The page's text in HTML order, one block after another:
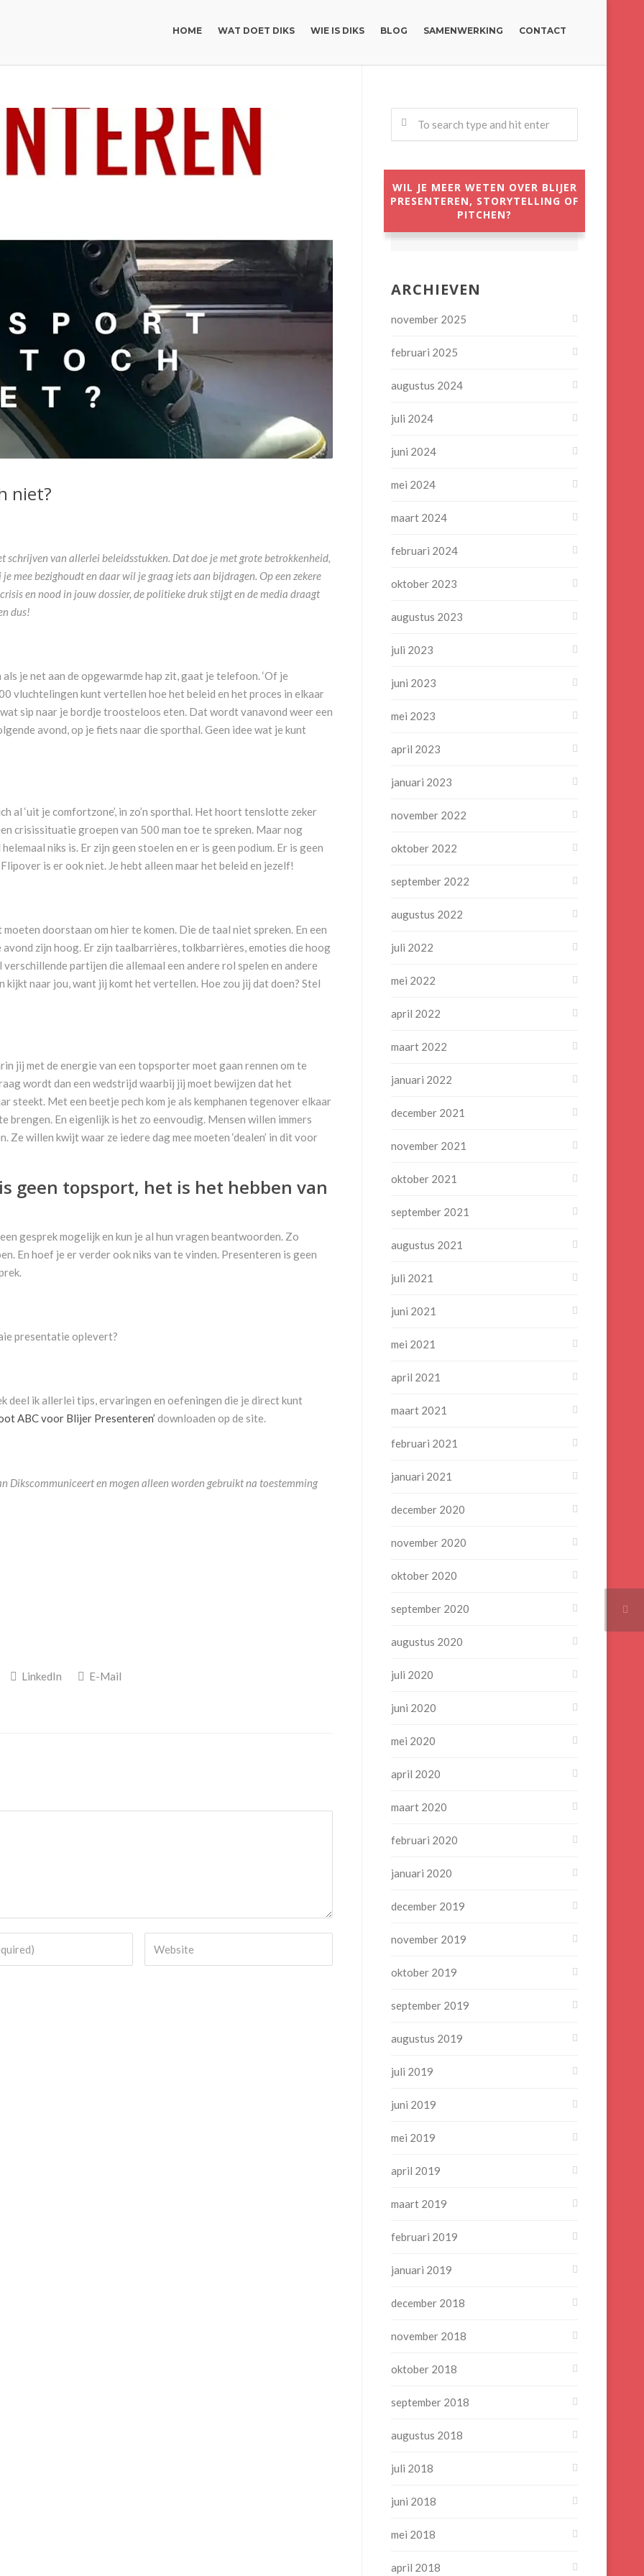
HOME WAT DOET DIKS WIE IS DIKS BLOG SAMENWERKING CONTACT
niet?
schrijven van allerlei beleidsstukken. Dat doe je met grote betrokkenheid,
bezighoudt en daar wil je graag iets aan bijdragen. Op een zekere
en nood in jouw dossier, de politieke druk stijgt en de media draagt
dus!
je net aan de opgewarmde hap zit, gaat je telefoon. ‘Of je
vluchtelingen kunt vertellen hoe het beleid en het proces in elkaar
sip naar je bordje troosteloos eten. Dat wordt vanavond weer een
avond, op je fiets naar die sporthal. Geen idee wat je kunt
al ‘uit je comfortzone’, in zo’n sporthal. Het hoort tenslotte zeker
crisissituatie groepen van 500 man toe te spreken. Maar nog
niks is. Er zijn geen stoelen en er is geen podium. Er is geen
is er ook niet. Je hebt alleen maar het beleid en jezelf!
doorstaan om hier te komen. Die de taal niet spreken. En een
zijn hoog. Er zijn taalbarrières, tolkbarrières, emoties die hoog
partijen die allemaal een andere rol spelen en andere
kijkt naar jou, want jij komt het vertellen. Hoe zou jij dat doen? Stel
jij met de energie van een topsporter moet gaan rennen om te
wordt dan een wedstrijd waarbij jij moet bewijzen dat het
steekt. Met een beetje pech kom je als kemphanen tegenover elkaar
brengen. En eigenlijk is het zo eenvoudig. Mensen willen immers
willen kwijt waar ze iedere dag mee moeten ‘dealen’ in dit voor
geen topsport, het is het hebben van
gesprek mogelijk en kun je al hun vragen beantwoorden. Zo
En hoef je er verder ook niks van te vinden. Presenteren is geen
presentatie oplevert?
deel ik allerlei tips, ervaringen en oefeningen die je direct kunt
ABC voor Blijer Presenteren’ downloaden op de site.
Dikscommuniceert en mogen alleen worden gebruikt na toestemming
LinkedIn E-Mail
WIL JE MEER WETEN OVER BLIJER
PRESENTEREN, STORYTELLING OF
PITCHEN?
ARCHIEVEN
november 2025
februari 2025
augustus 2024
juli 2024
juni 2024
mei 2024
maart 2024
februari 2024
oktober 2023
augustus 2023
juli 2023
juni 2023
mei 2023
april 2023
januari 2023
november 2022
oktober 2022
september 2022
augustus 2022
juli 2022
mei 2022
april 2022
maart 2022
januari 2022
december 2021
november 2021
oktober 2021
september 2021
augustus 2021
juli 2021
juni 2021
mei 2021
april 2021
maart 2021
februari 2021
januari 2021
december 2020
november 2020
oktober 2020
september 2020
augustus 2020
juli 2020
juni 2020
mei 2020
april 2020
maart 2020
februari 2020
januari 2020
december 2019
november 2019
oktober 2019
september 2019
augustus 2019
juli 2019
juni 2019
mei 2019
april 2019
maart 2019
februari 2019
januari 2019
december 2018
november 2018
oktober 2018
september 2018
augustus 2018
juli 2018
juni 2018
mei 2018
april 2018